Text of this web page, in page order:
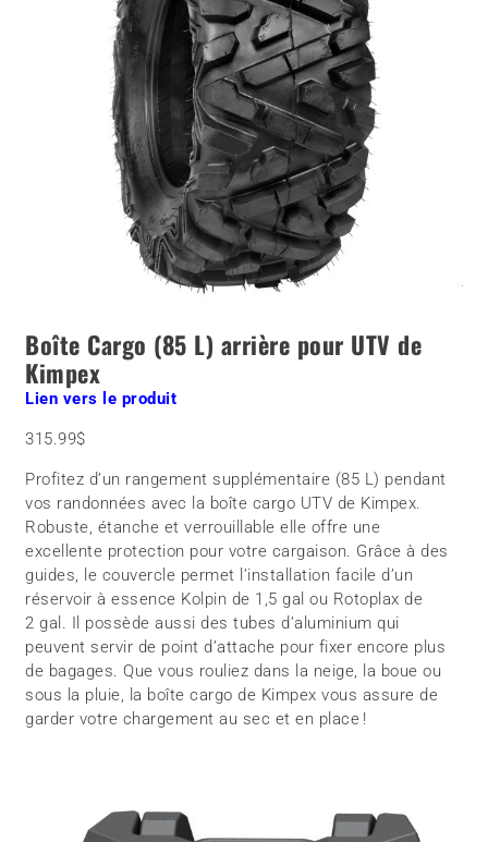
Boîte Cargo (85 L) arrière pour UTV de
Kimpex
Lien vers le produit
315.99$
Profitez d’un rangement supplémentaire (85 L) pendant
vos randonnées avec la boîte cargo UTV de Kimpex.
Robuste, étanche et verrouillable elle offre une
excellente protection pour votre cargaison. Grâce à des
guides, le couvercle permet l’installation facile d’un
réservoir à essence Kolpin de 1,5 gal ou Rotoplax de
2 gal. Il possède aussi des tubes d’aluminium qui
peuvent servir de point d’attache pour fixer encore plus
de bagages. Que vous rouliez dans la neige, la boue ou
sous la pluie, la boîte cargo de Kimpex vous assure de
garder votre chargement au sec et en place !